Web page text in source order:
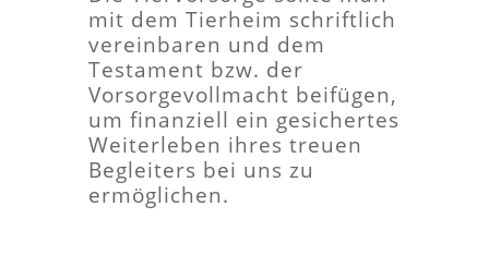
mit dem Tierheim schriftlich
vereinbaren und dem
Testament bzw. der
Vorsorgevollmacht beifügen,
um finanziell ein gesichertes
Weiterleben ihres treuen
Begleiters bei uns zu
ermöglichen.